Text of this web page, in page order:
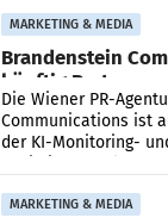
MARKETING & MEDIA
Brandenstein
künftig Partner
Die Wiener PR-
Communications ist
der KI-Monitoring-
MARKETING & MEDIA